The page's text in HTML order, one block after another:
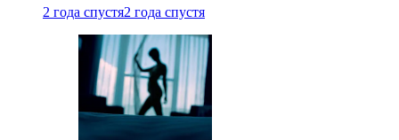
2 года спустя2 года спустя